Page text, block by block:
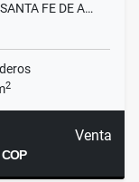
FE DE A…
2
Venta
COP